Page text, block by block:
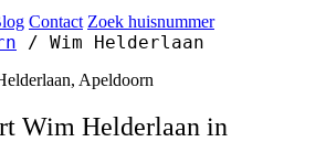
Contact Zoek huisnummer
/ Wim Helderlaan
Apeldoorn
Wim Helderlaan in